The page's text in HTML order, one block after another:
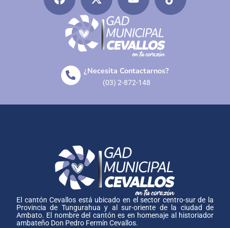
¿Necesita Contactarnos?
(03) 2-872-148
El cantón Cevallos está ubicado en el sector centro-sur de la
Provincia de Tungurahua y al sur-oriente de la ciudad de
Ambato. El nombre del cantón es en homenaje al historiador
ambateño Don Pedro Fermín Cevallos.